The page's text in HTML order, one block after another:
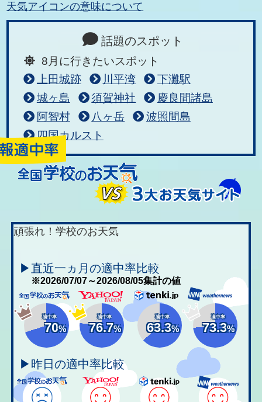
天気アイコンの意味について
話題のスポット
8月に行きたいスポット
上田城跡
川平湾
下灘駅
城ヶ島
須賀神社
慶良間諸島
阿智村
八ヶ岳
波照間島
四国カルスト
頑張れ！学校のお天気
▶直近一ヵ月の適中率比較
※2026/07/07～2026/08/05集計の値
適中率
70%
適中率
76.7%
適中率
63.3%
適中率
73.3%
▶昨日の適中率比較